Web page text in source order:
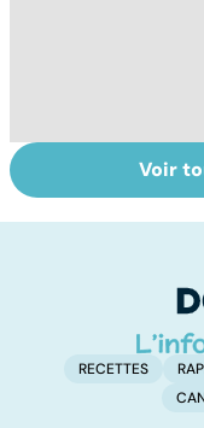
osseuse : des
Voir
RECETTES